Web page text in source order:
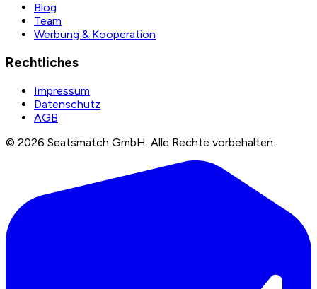
Blog
Team
Werbung & Kooperation
Rechtliches
Impressum
Datenschutz
AGB
© 2026 Seatsmatch GmbH. Alle Rechte vorbehalten.